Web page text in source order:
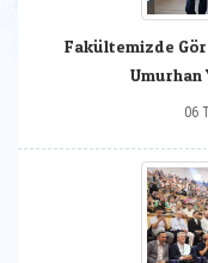
Fakültemizde
Umurhan
06